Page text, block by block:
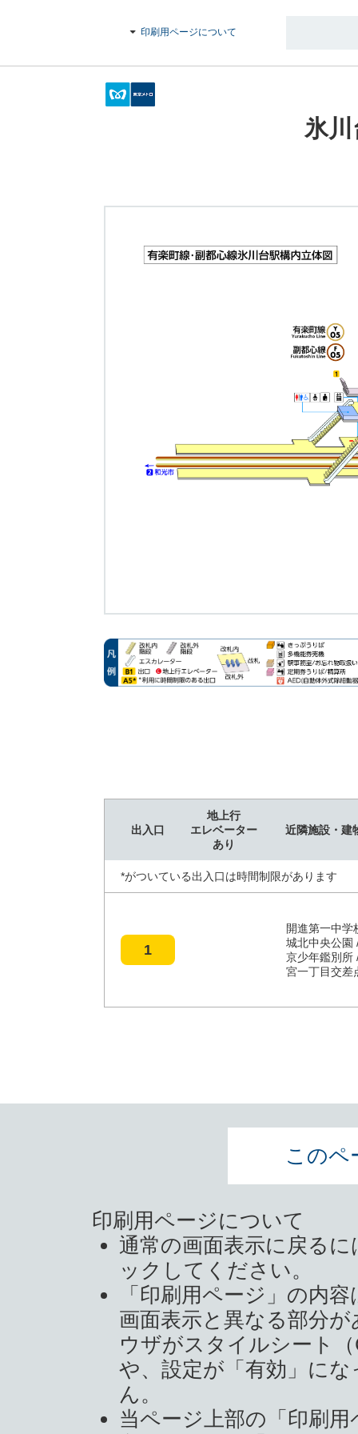
印刷用ページについて
氷
出入口
地上行
エレベーター
あり
近隣施設・建
*がついている出入口は時間制限があります
1
開進第一中学
城北中央公園
京少年鑑別所
宮一丁目交差
このペ
印刷用ページについて
通常の画面表示に戻る
ックしてください。
「印刷用ページ」の内
画面表示と異なる部分
ウザがスタイルシート
や、設定が「有効」に
ん。
当ページ上部の「印刷